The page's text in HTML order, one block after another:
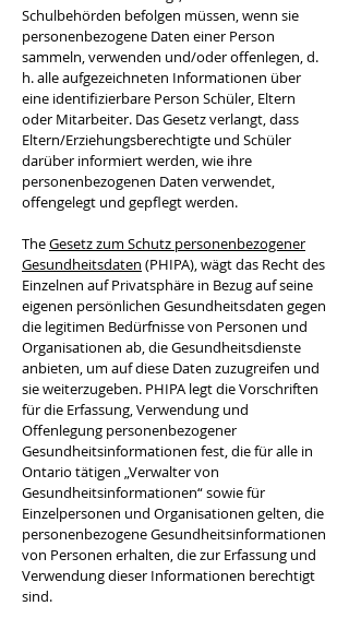
Schulbehörden befolgen müssen, wenn sie
personenbezogene Daten einer Person
sammeln, verwenden und/oder offenlegen, d.
h. alle aufgezeichneten Informationen über
eine identifizierbare Person Schüler, Eltern
oder Mitarbeiter. Das Gesetz verlangt, dass
Eltern/Erziehungsberechtigte und Schüler
darüber informiert werden, wie ihre
personenbezogenen Daten verwendet,
offengelegt und gepflegt werden.
TheGesetz zum Schutz personenbezogener
Gesundheitsdaten (PHIPA), wägt das Recht des
Einzelnen auf Privatsphäre in Bezug auf seine
eigenen persönlichen Gesundheitsdaten gegen
die legitimen Bedürfnisse von Personen und
Organisationen ab, die Gesundheitsdienste
anbieten, um auf diese Daten zuzugreifen und
sie weiterzugeben. PHIPA legt die Vorschriften
für die Erfassung, Verwendung und
Offenlegung personenbezogener
Gesundheitsinformationen fest, die für alle in
Ontario tätigen „Verwalter von
Gesundheitsinformationen“ sowie für
Einzelpersonen und Organisationen gelten, die
personenbezogene Gesundheitsinformationen
von Personen erhalten, die zur Erfassung und
Verwendung dieser Informationen berechtigt
sind.